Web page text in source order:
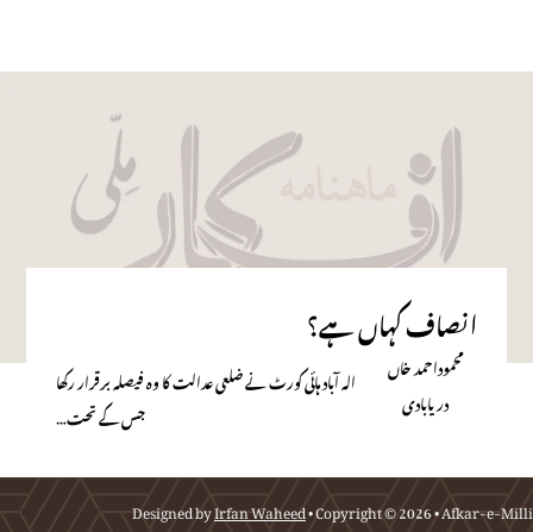
انصاف کہاں ہے؟
محموداحمد خاں
دریابادی
الہ آباد ہائی کورٹ نے ضلعی عدالت کا وہ فیصلہ برقرار رکھا
جس کے تحت…
Designed byIrfan Waheed• Copyright © 2026 • Afkar-e-Milli